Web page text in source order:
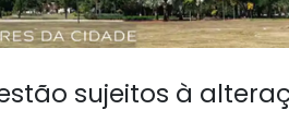
sujeitos à